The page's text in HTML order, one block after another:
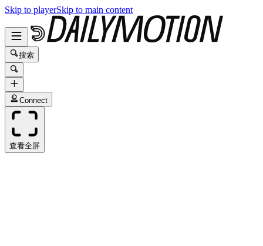
Skip to playerSkip to main content
搜索
Connect
查看全屏